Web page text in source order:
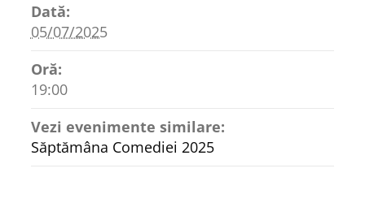
Dată:
05/07/2025
Oră:
19:00
Vezi evenimente similare:
Săptămâna Comediei 2025